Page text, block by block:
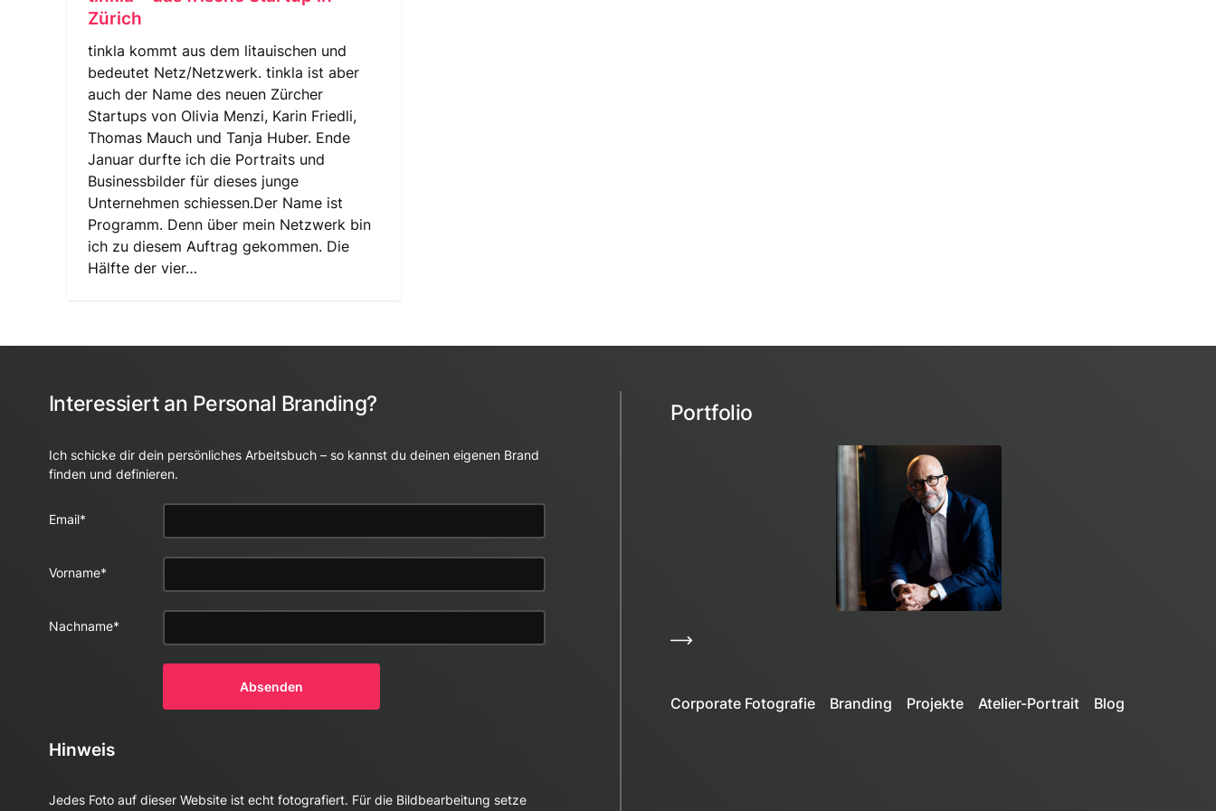
Zürich
tinkla kommt aus dem litauischen und
bedeutet Netz/Netzwerk. tinkla ist aber
auch der Name des neuen Zürcher
Startups von Olivia Menzi, Karin Friedli,
Thomas Mauch und Tanja Huber. Ende
Januar durfte ich die Portraits und
Businessbilder für dieses junge
Unternehmen schiessen.Der Name ist
Programm. Denn über mein Netzwerk bin
ich zu diesem Auftrag gekommen. Die
Hälfte der vier…
Interessiert an Personal Branding?
Ich schicke dir dein persönliches Arbeitsbuch – so kannst du deinen eigenen Brand
finden und definieren.
Phone
Dieses Feld
und sollte
Email*
Vorname*
Nachname*
Absenden
Hinweis
Jedes Foto auf dieser Website ist echt fotografiert. Für die Bildbearbeitung setze
Portfolio
Corporate Fotografie Branding Projekte Atelier-Portrait Blog